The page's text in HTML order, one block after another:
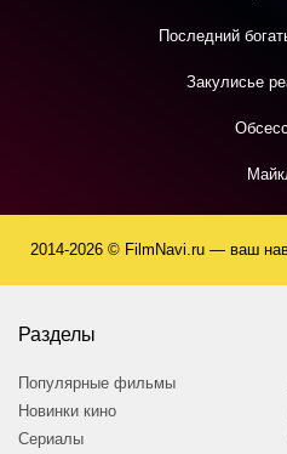
Последний
Закулисье
2014-2026 © FilmNavi.ru — ваш
Разделы
Популярные фильмы
Новинки кино
Сериалы